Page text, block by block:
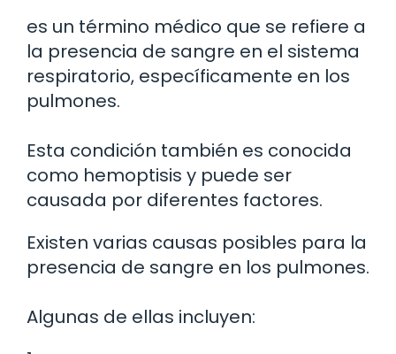
es un término médico que se refiere a
la presencia de sangre en el sistema
respiratorio, específicamente en los
pulmones.
Esta condición también es conocida
como hemoptisis y puede ser
causada por diferentes factores.
Existen varias causas posibles para la
presencia de sangre en los pulmones.
Algunas de ellas incluyen: